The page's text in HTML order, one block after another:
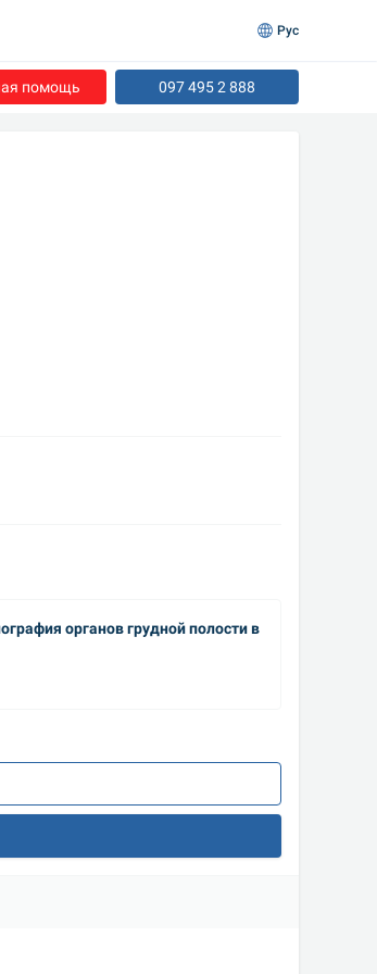
помощь 097 495 2 888
органов грудной полости в
Рус